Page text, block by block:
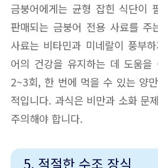
금붕어에게는 균형 잡힌 식단이
판매되는 금붕어 전용 사료를 주
사료는 비타민과 미네랄이 풍부
어의 건강을 유지하는 데 도움을
2~3회, 한 번에 먹을 수 있는 양
적입니다. 과식은 비만과 소화 문
주의해야 합니다.
5. 적절한 수조 장식